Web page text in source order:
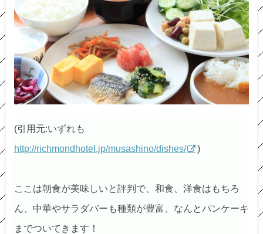
(引用元:いずれも
http://richmondhotel.jp/musashino/dishes/
)
ここは朝食が美味しいと評判で、和食、洋食はもちろ
ん、中華やサラダバーも種類が豊富、なんとパンケーキ
までついてきます！